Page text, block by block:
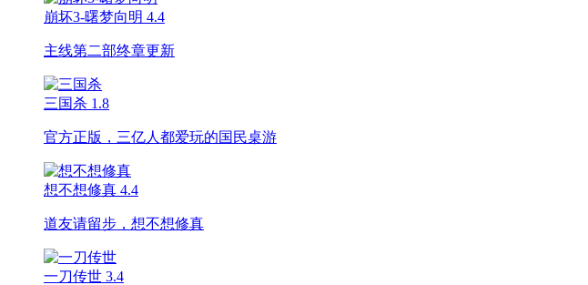
崩坏3-曙梦向明 4.4
主线第二部终章更新
三国杀 1.8
官方正版，三亿人都爱玩的国民桌游
想不想修真 4.4
道友请留步，想不想修真
一刀传世 3.4